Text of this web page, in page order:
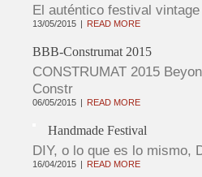
El auténtico festival
13/05/2015 READ MORE
BBB-Construmat 2015
CONSTRUMAT 2015
Constr
06/05/2015 READ MORE
Handmade Festival
DIY, o lo que es lo mismo,
16/04/2015 READ MORE